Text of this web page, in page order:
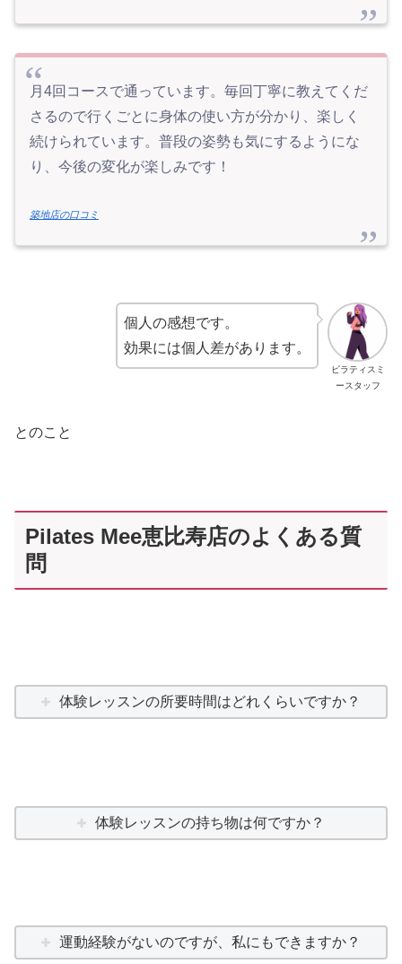
月4回コースで通っています。毎回丁寧に教えてくだ
さるので行くごとに身体の使い方が分かり、楽しく
続けられています。普段の姿勢も気にするようにな
り、今後の変化が楽しみです！
築地店の口コミ
ピラティスミ
ースタッフ
個人の感想です。
効果には個人差があります。
とのこと
Pilates Mee恵比寿店のよくある質
問
体験レッスンの所要時間はどれくらいですか？
体験レッスンの持ち物は何ですか？
運動経験がないのですが、私にもできますか？